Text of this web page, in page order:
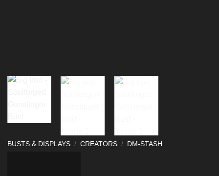
BUSTS & DISPLAYS / CREATORS / DM-STASH